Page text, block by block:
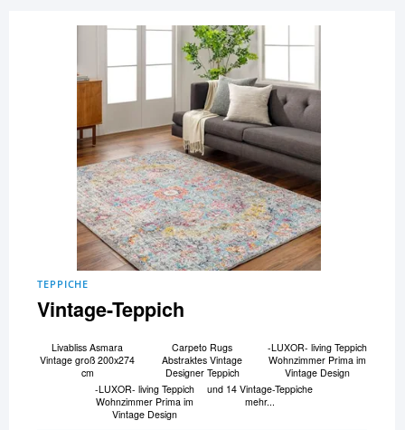
TEPPICHE
Vintage-Teppich
Livabliss Asmara
Vintage groß 200x274
cm
Carpeto Rugs
Abstraktes Vintage
Designer Teppich
-LUXOR- living Teppich
Wohnzimmer Prima im
Vintage Design
-LUXOR- living Teppich
Wohnzimmer Prima im
Vintage Design
und 14 Vintage-Teppiche
mehr...